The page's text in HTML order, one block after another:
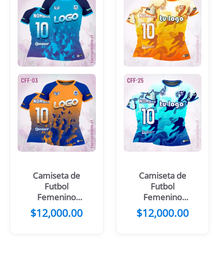
Camiseta de
Futbol
Femenino
Mariposa azul
$12,000.00
Camiseta de
Futbol
Femenino
Amarillo con
Manchas
$12,000.00